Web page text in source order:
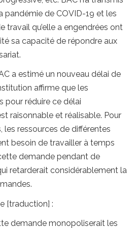
pandémie de COVID-19 et les
travail qu’elle a engendrées ont
sa capacité de répondre aux
a estimé un nouveau délai de
affirme que les
pour réduire ce délai
raisonnable et réalisable. Pour
les ressources de différentes
besoin de travailler à temps
demande pendant de
retarderait considérablement la
[traduction] :
demande monopoliserait les